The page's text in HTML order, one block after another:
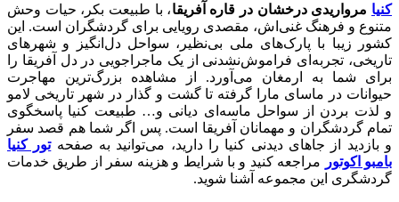
کنیا مرواریدی درخشان در قاره آفریقا، با طبیعت بکر، حیات وحش
متنوع و فرهنگ غنی‌اش، مقصدی رویایی برای گردشگران است. این
کشور زیبا با پارک‌های ملی بی‌نظیر، سواحل دل‌انگیز و شهرهای
تاریخی، تجربه‌ای فراموش‌نشدنی از یک ماجراجویی در دل آفریقا را
برای شما به ارمغان می‌آورد. از مشاهده‌ بزرگ‌ترین مهاجرت
حیوانات در ماسای مارا گرفته تا گشت و گذار در شهر تاریخی لامو
و لذت بردن از سواحل ماسه‌ای دیانی و… طبیعت کنیا پاسخگوی
تمام گردشگران و مهمانان آفریقا است. پس اگر شما هم قصد سفر
و بازدید از جاهای دیدنی کنیا را دارید، می‌توانید به صفحهتور کنیا
بامبو اکوتور
مراجعه کنید و با شرایط و هزینه سفر از طریق خدمات
گردشگری این مجموعه آشنا شوید.